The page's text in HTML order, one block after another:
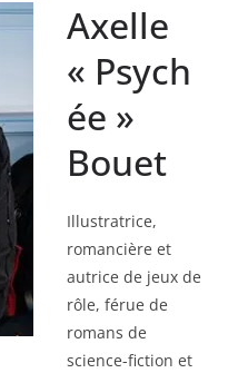
Axelle
« Psych
ée »
Bouet
Illustratrice,
romancière et
autrice de jeux de
rôle, férue de
romans de
science-fiction et